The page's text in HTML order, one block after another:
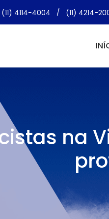
(11) 4114-4004 / (11) 4214-
na